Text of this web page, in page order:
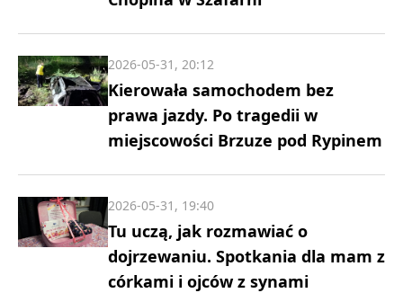
Kierowała samochodem bez
prawa jazdy. Po tragedii w
miejscowości Brzuze pod Rypinem
2026-05-31, 20:12
Tu uczą, jak rozmawiać o
dojrzewaniu. Spotkania dla mam z
córkami i ojców z synami
2026-05-31, 19:40